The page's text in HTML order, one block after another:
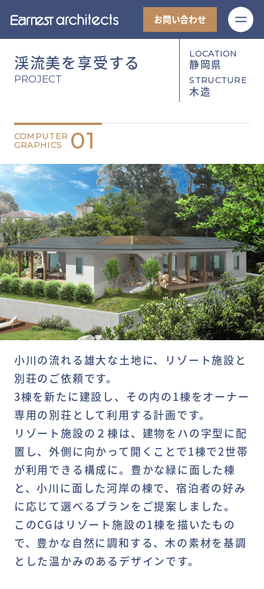
お問い合わせ
渓流美を享受する
PROJECT
LOCATION
静岡県
STRUCTURE
木造
COMPUTER
GRAPHICS
01
小川の流れる雄大な土地に、リゾート施設と
別荘のご依頼です。
3棟を新たに建設し、その内の1棟をオーナー
専用の別荘として利用する計画です。
リゾート施設の２棟は、建物をハの字型に配
置し、外側に向かって開くことで1棟で2世帯
が利用できる構成に。豊かな緑に面した棟
と、小川に面した河岸の棟で、宿泊者の好み
に応じて選べるプランをご提案しました。
このCGはリゾート施設の1棟を描いたもの
で、豊かな自然に調和する、木の素材を基調
とした温かみのあるデザインです。